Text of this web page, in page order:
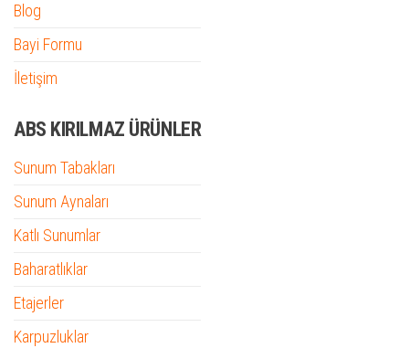
Blog
Bayi Formu
İletişim
ABS KIRILMAZ ÜRÜNLER
Sunum Tabakları
Sunum Aynaları
Katlı Sunumlar
Baharatlıklar
Etajerler
Karpuzluklar